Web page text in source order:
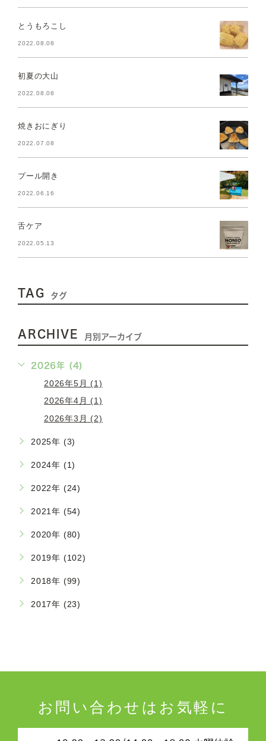
とうもろこし
2022.08.08
初夏の大山
2022.08.08
焼きおにぎり
2022.07.08
プール開き
2022.06.16
舌ケア
2022.05.13
TAG タグ
ARCHIVE 月別アーカイブ
2026年 (4)
2026年5月 (1)
2026年4月 (1)
2026年3月 (2)
2025年 (3)
2024年 (1)
2022年 (24)
2021年 (54)
2020年 (80)
2019年 (102)
2018年 (99)
2017年 (23)
お問い合わせはお気軽に